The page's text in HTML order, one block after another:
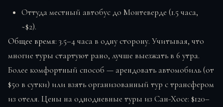
Оттуда местный автобус до Монтеверде (1.5 часа,
~$2).
Общее время: 3.5–4 часа в одну сторону. Учитывая, что
многие туры стартуют рано, лучше выезжать в 6 утра.
Более комфортный способ — арендовать автомобиль (от
$50 в сутки) или взять организованный тур с трансфером
из отеля. Цены на однодневные туры из Сан-Хосе: $120–